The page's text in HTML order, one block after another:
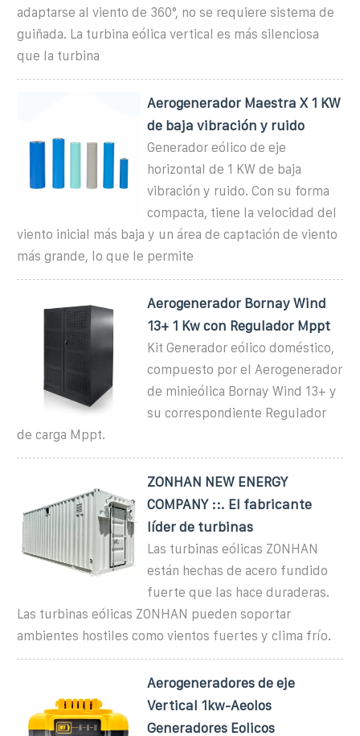
adaptarse al viento de 360°, no se requiere sistema de
guiñada. La turbina eólica vertical es más silenciosa
que la turbina
Aerogenerador Maestra X 1 KW
de baja vibración y ruido
Generador eólico de eje
horizontal de 1 KW de baja
vibración y ruido. Con su forma
compacta, tiene la velocidad del
viento inicial más baja y un área de captación de viento
más grande, lo que le permite
Aerogenerador Bornay Wind
13+ 1 Kw con Regulador Mppt
Kit Generador eólico doméstico,
compuesto por el Aerogenerador
de minieólica Bornay Wind 13+ y
su correspondiente Regulador
de carga Mppt.
ZONHAN NEW ENERGY
COMPANY ::. El fabricante
líder de turbinas
Las turbinas eólicas ZONHAN
están hechas de acero fundido
fuerte que las hace duraderas.
Las turbinas eólicas ZONHAN pueden soportar
ambientes hostiles como vientos fuertes y clima frío.
Aerogeneradores de eje
Vertical 1kw-Aeolos
Generadores Eolicos